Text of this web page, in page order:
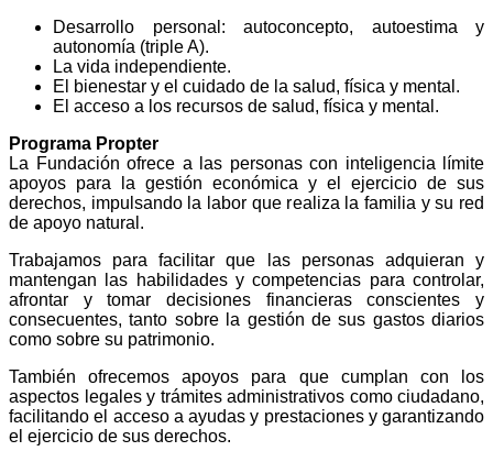
Desarrollo personal: autoconcepto, autoestima y
autonomía (triple A).
La vida independiente.
El bienestar y el cuidado de la salud, física y mental.
El acceso a los recursos de salud, física y mental.
Programa Propter
La Fundación ofrece a las personas con inteligencia límite
apoyos para la gestión económica y el ejercicio de sus
derechos, impulsando la labor que realiza la familia y su red
de apoyo natural.
Trabajamos para facilitar que las personas adquieran y
mantengan las habilidades y competencias para controlar,
afrontar y tomar decisiones financieras conscientes y
consecuentes, tanto sobre la gestión de sus gastos diarios
como sobre su patrimonio.
También ofrecemos apoyos para que cumplan con los
aspectos legales y trámites administrativos como ciudadano,
facilitando el acceso a ayudas y prestaciones y garantizando
el ejercicio de sus derechos.